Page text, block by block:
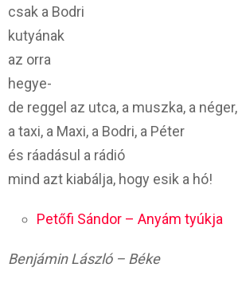
csak a Bodri
kutyának
az orra
hegye-
de reggel az utca, a muszka, a néger,
a taxi, a Maxi, a Bodri, a Péter
és ráadásul a rádió
mind azt kiabálja, hogy esik a hó!
Petőfi Sándor – Anyám tyúkja
Benjámin László – Béke